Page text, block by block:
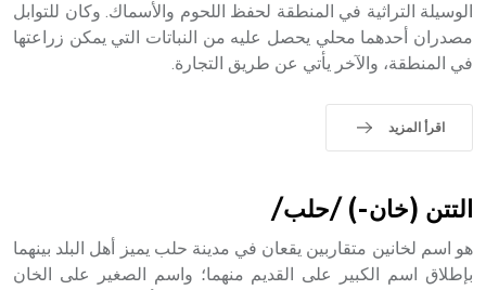
الملوك الذين حكموا مدينة إديسا (الرها) من أبجر الأول وحتى
التاسع، وهم ينتسبون إلى أسرة أوسروين
حيث تقتصر القيمة الصوتية للعلامة الك
الوسيلة التراثية في المنطقة لحفظ اللحوم والأسماك. وكان للتوابل
مصدران أحدهما محلي يحصل عليه من النباتات التي يمكن زراعتها
في المنطقة، والآخر يأتي عن طريق التجارة.
اقرأ المزيد
التتن (خان-) /حلب/
هو اسم لخانين متقاربين يقعان في مدينة حلب يميز أهل البلد بينهما
بإطلاق اسم الكبير على القديم منهما؛ واسم الصغير على الخان